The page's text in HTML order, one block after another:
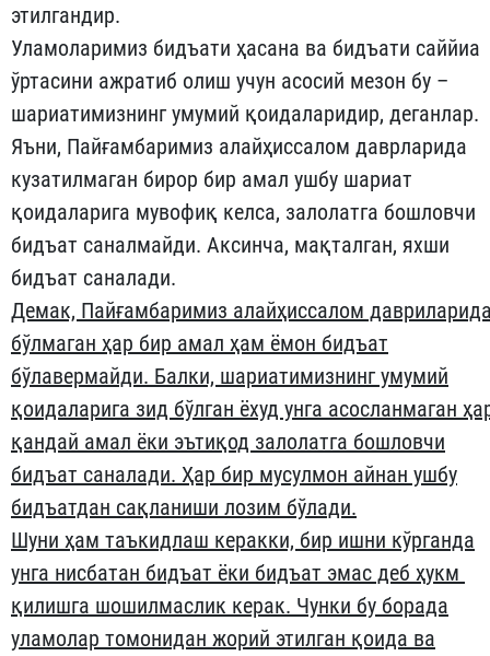
этилгандир.
Уламоларимиз бидъати ҳасана ва бидъати саййиа
ўртасини ажратиб олиш учун асосий мезон бу –
шариатимизнинг умумий қоидаларидир, деганлар.
Яъни, Пайғамбаримиз алайҳиссалом даврларида
кузатилмаган бирор бир амал ушбу шариат
қоидаларига мувофиқ келса, залолатга бошловчи
бидъат саналмайди. Аксинча, мақталган, яхши
бидъат саналади.
Демак, Пайғамбаримиз алайҳиссалом
бўлмаган ҳар бир амал ҳам ёмон бидъат
бўлавермайди. Балки, шариатимизнинг умумий
қоидаларига зид бўлган ёхуд унга асосланмаган
қандай амал ёки эътиқод залолатга бошловчи
бидъат саналади. Ҳар бир мусулмон айнан ушбу
бидъатдан сақланиши лозим бўлади.
Шуни ҳам таъкидлаш керакки, бир ишни кўрганда
унга нисбатан бидъат ёки бидъат эмас деб ҳукм
қилишга шошилмаслик керак. Чунки бу борада
уламолар томонидан жорий этилган қоида ва